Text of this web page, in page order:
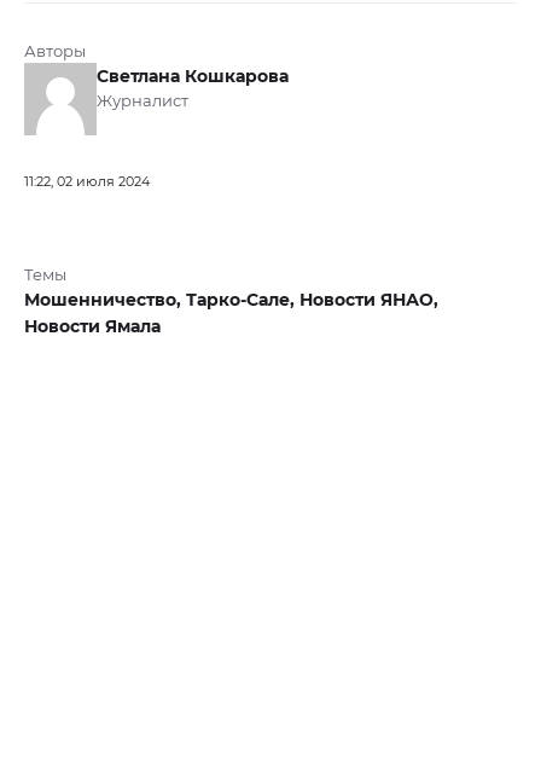
Авторы
Светлана Кошкарова
Журналист
11:22, 02 июля 2024
Темы
Мошенничество, Тарко-Сале, Новости ЯНАО,
Новости Ямала